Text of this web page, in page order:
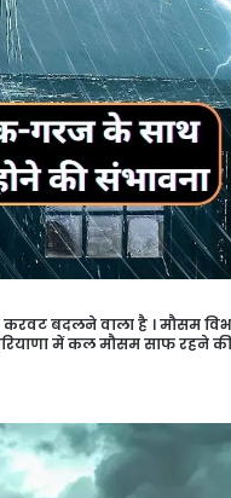
बदलने वाला है । मौसम
में कल मौसम साफ रहने की